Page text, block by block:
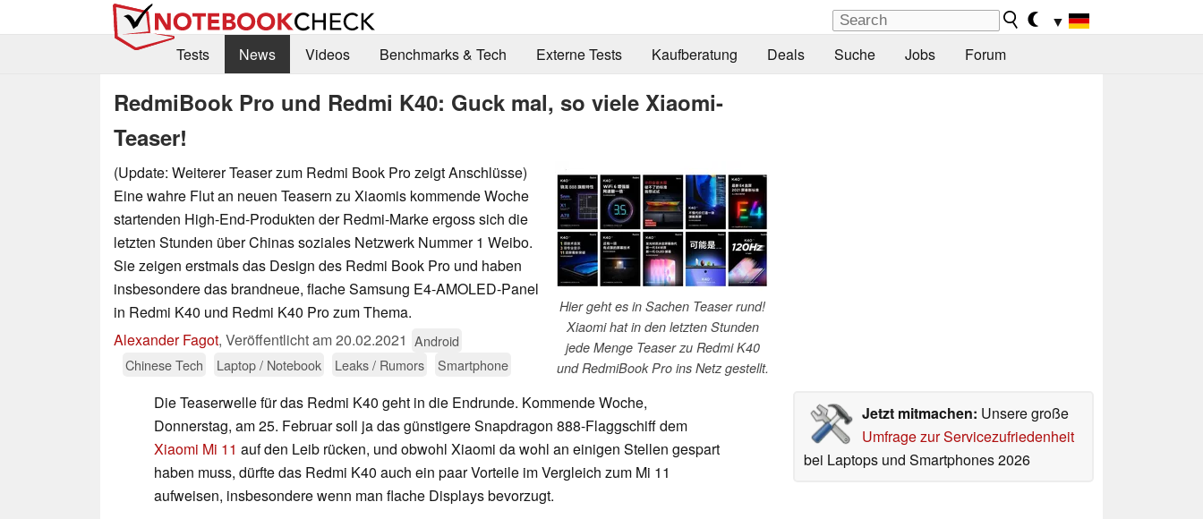
▼
Tests
News Videos Benchmarks & Tech Externe Tests Kaufberatung Deals Suche Jobs Forum
RedmiBook Pro und Redmi K40: Guck mal, so viele Xiaomi-
Teaser!
Hier geht es in Sachen Teaser rund!
Xiaomi hat in den letzten Stunden
jede Menge Teaser zu Redmi K40
und RedmiBook Pro ins Netz gestellt.
(Update: Weiterer Teaser zum Redmi Book Pro zeigt Anschlüsse)
Eine wahre Flut an neuen Teasern zu Xiaomis kommende Woche
startenden High-End-Produkten der Redmi-Marke ergoss sich die
letzten Stunden über Chinas soziales Netzwerk Nummer 1 Weibo.
Sie zeigen erstmals das Design des Redmi Book Pro und haben
insbesondere das brandneue, flache Samsung E4-AMOLED-Panel
in Redmi K40 und Redmi K40 Pro zum Thema.
Alexander Fagot, Veröffentlicht am20.02.2021 Android
Chinese Tech
Laptop / Notebook Leaks / Rumors Smartphone
Jetzt mitmachen: Unsere große
Umfrage zur Servicezufriedenheit
bei Laptops und Smartphones 2026
Die Teaserwelle für das Redmi K40 geht in die Endrunde. Kommende Woche,
Donnerstag, am 25. Februar soll ja das günstigere Snapdragon 888-Flaggschiff dem
Xiaomi Mi 11 auf den Leib rücken, und obwohl Xiaomi da wohl an einigen Stellen gespart
haben muss, dürfte das Redmi K40 auch ein paar Vorteile im Vergleich zum Mi 11
aufweisen, insbesondere wenn man flache Displays bevorzugt.